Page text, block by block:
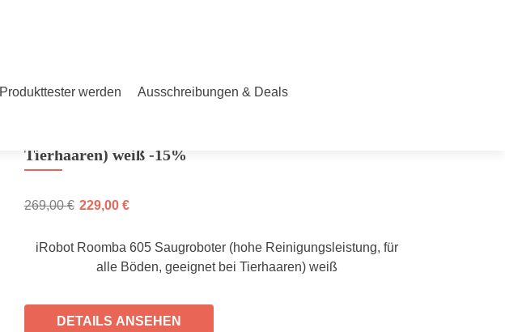
Produkttester werden Ausschreibungen & Deals
Tierhaaren) weiß -15%
269,00€ 229,00 €
iRobot Roomba 605 Saugroboter (hohe Reinigungsleistung, für
alle Böden, geeignet bei Tierhaaren) weiß
DETAILS ANSEHEN